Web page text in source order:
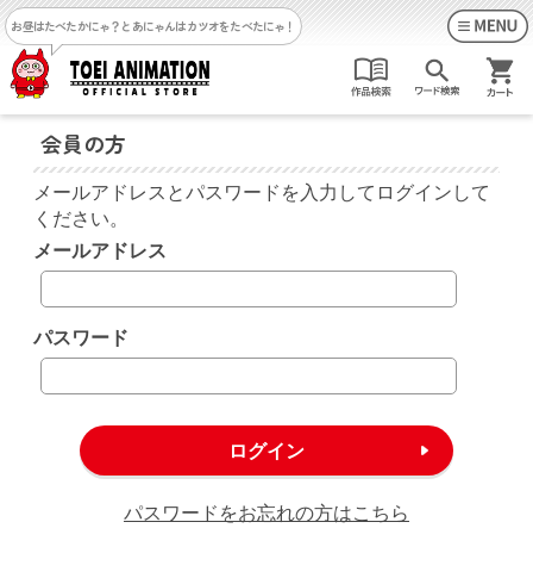
お昼はたべたかにゃ？ とあにゃんはカツオをたべたにゃ！
会員の方
メールアドレスとパスワードを入力してログインして
ください。
メールアドレス
パスワード
パスワードをお忘れの方はこちら